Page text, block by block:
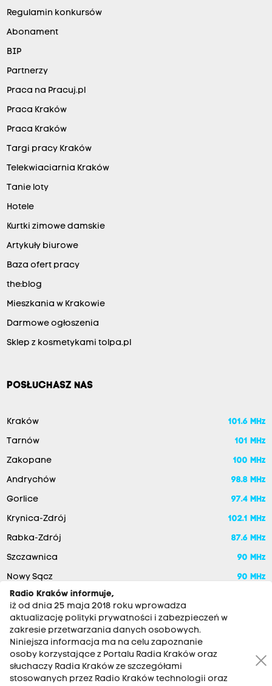
Regulamin konkursów
Abonament
BIP
Partnerzy
Praca na Pracuj.pl
Praca Kraków
Praca Kraków
Targi pracy Kraków
Telekwiaciarnia Kraków
Tanie loty
Hotele
Kurtki zimowe damskie
Artykuły biurowe
Baza ofert pracy
the:blog
Mieszkania w Krakowie
Darmowe ogłoszenia
Sklep z kosmetykami tolpa.pl
POSŁUCHASZ NAS
Kraków 101.6 MHz
Tarnów 101 MHz
Zakopane 100 MHz
Andrychów 98.8 MHz
Gorlice 97.4 MHz
Krynica-Zdrój 102.1 MHz
Rabka-Zdrój 87.6 MHz
Szczawnica 90 MHz
Nowy Sącz 90 MHz
Radio Kraków informuje,
iż od dnia 25 maja 2018 roku wprowadza
aktualizację polityki prywatności i zabezpieczeń w
zakresie przetwarzania danych osobowych.
Niniejsza informacja ma na celu zapoznanie
osoby korzystające z Portalu Radia Kraków oraz
słuchaczy Radia Kraków ze szczegółami
stosowanych przez Radio Kraków technologii oraz